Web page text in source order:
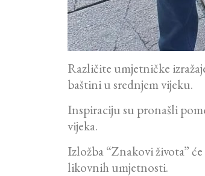
Različite umjetničke
baštini u srednjem vijeku.
Inspiraciju su pronašli
vijeka.
Izložba “Znakovi života”
likovnih umjetnosti.